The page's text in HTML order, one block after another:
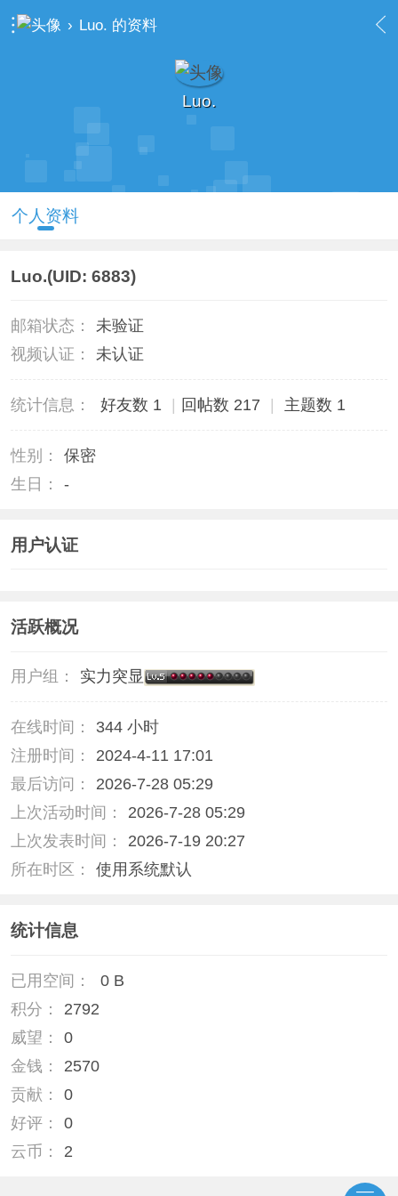
› Luo. 的资料
Luo.
个人资料
Luo.(UID: 6883)
邮箱状态：
未验证
视频认证：
未认证
统计信息： 好友数 1 | 回帖数 217 | 主题数 1
性别：
保密
生日：
-
用户认证
活跃概况
用户组： 实力突显
在线时间：
344 小时
注册时间：
2024-4-11 17:01
最后访问：
2026-7-28 05:29
上次活动时间：
2026-7-28 05:29
上次发表时间：
2026-7-19 20:27
所在时区：
使用系统默认
统计信息
已用空间：
0 B
积分：
2792
威望：
0
金钱：
2570
贡献：
0
好评：
0
云币：
2